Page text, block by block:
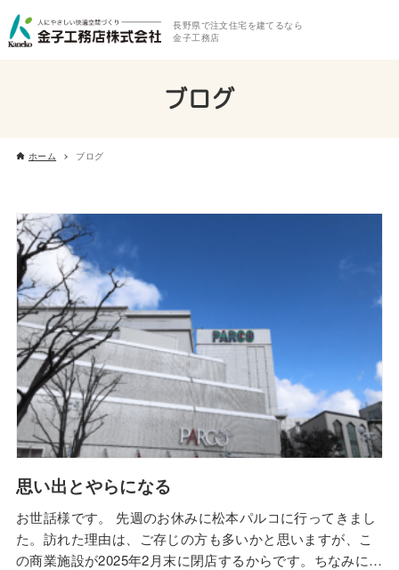
長野県で注文住宅を建てるなら
金子工務店
ブログ
ホーム ブログ
思い出とやらになる
お世話様です。 先週のお休みに松本パルコに行ってきまし
た。訪れた理由は、ご存じの方も多いかと思いますが、こ
の商業施設が2025年2月末に閉店するからです。ちなみに